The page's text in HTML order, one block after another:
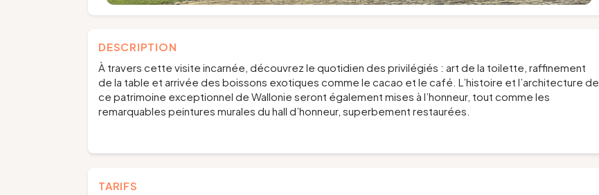
DESCRIPTION
À travers cette visite incarnée, découvrez le quotidien des privilégiés : art de la toilette, raffinement
de la table et arrivée des boissons exotiques comme le cacao et le café. L’histoire et l’architecture de
ce patrimoine exceptionnel de Wallonie seront également mises à l’honneur, tout comme les
remarquables peintures murales du hall d’honneur, superbement restaurées.
TARIFS